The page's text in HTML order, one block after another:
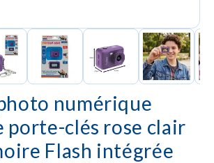
numérique
porte-clés rose clair
Flash intégrée